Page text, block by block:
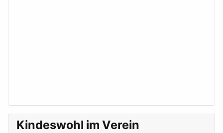
Kindeswohl im Verein